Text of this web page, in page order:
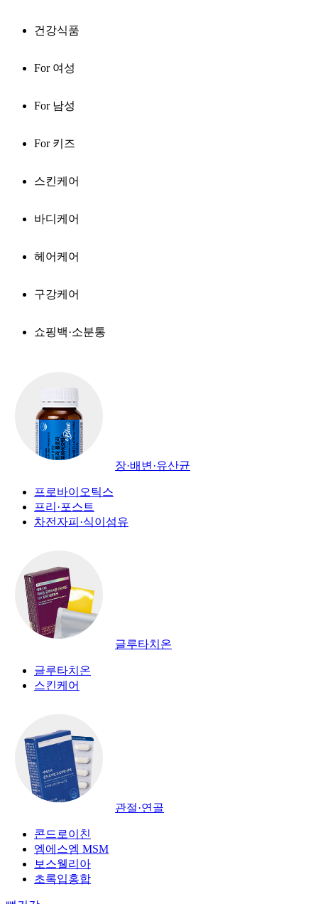
건강식품
For 여성
For 남성
For 키즈
스킨케어
바디케어
헤어케어
구강케어
쇼핑백·소분통
장·배변·유산균
프로바이오틱스
프리·포스트
차전자피·식이섬유
글루타치온
글루타치온
스킨케어
관절·연골
콘드로이친
엠에스엠 MSM
보스웰리아
초록입홍합